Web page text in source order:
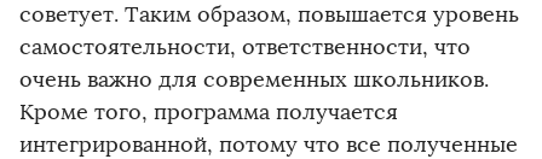
советует. Таким образом, повышается уровень
самостоятельности, ответственности, что
очень важно для современных школьников.
Кроме того, программа получается
интегрированной, потому что все полученные